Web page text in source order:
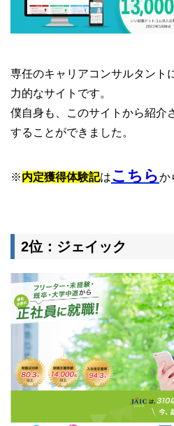
専任のキャリアコンサルタント
力的なサイトです。
僕自身も、このサイトから紹介
することができました。
※内定獲得体験記はこちらか
2位：ジェイック